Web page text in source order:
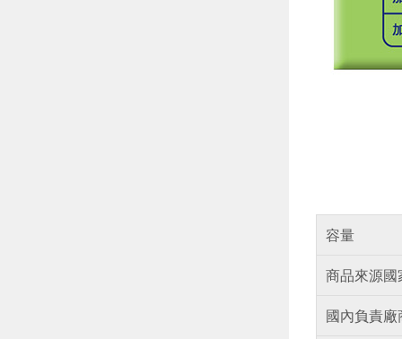
容量
商品來源國
國內負責